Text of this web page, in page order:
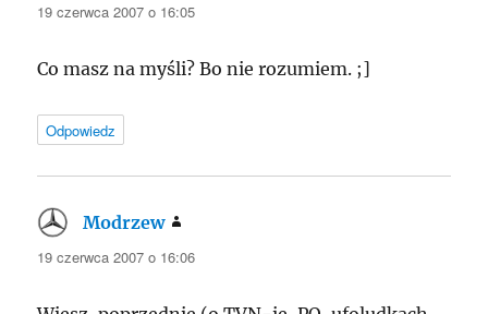
19 czerwca 2007 o 16:05
Co masz na myśli? Bo nie rozumiem. ;]
Odpowiedz
Modrzew
19 czerwca 2007 o 16:06